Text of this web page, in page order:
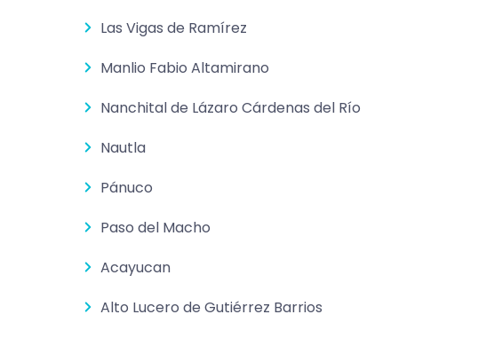
Las Vigas de Ramírez
Manlio Fabio Altamirano
Nanchital de Lázaro Cárdenas del Río
Nautla
Pánuco
Paso del Macho
Acayucan
Alto Lucero de Gutiérrez Barrios